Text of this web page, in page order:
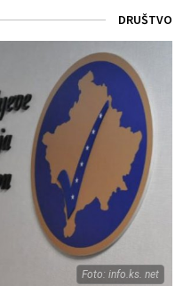
DRUŠTVO
Foto: info.ks. net